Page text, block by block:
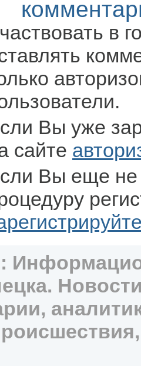
в
Вы уже
сайте
Вы еще не